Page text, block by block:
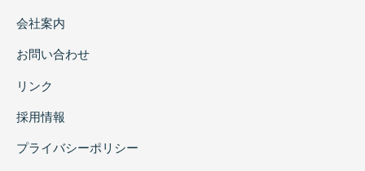
会社案内
お問い合わせ
リンク
採用情報
プライバシーポリシー